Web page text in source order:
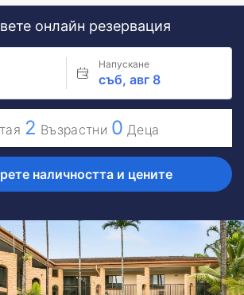
онлайн резервация
Напускане
съб, авг 8
2 Възрастни 0 Деца
наличността и цените